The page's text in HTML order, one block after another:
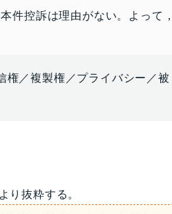
件控訴は理由がない。よって，
権／複製権／プライバシー／被
り抜粋する。